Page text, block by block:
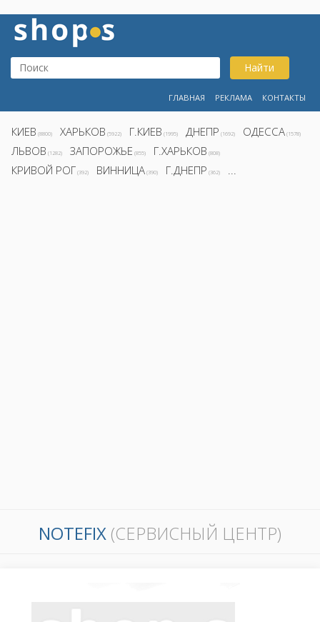
Найти
ГЛАВНАЯ РЕКЛАМА КОНТАКТЫ
КИЕВ (8800) ХАРЬКОВ (5922) Г.КИЕВ (1995) ДНЕПР (1692) ОДЕССА (1578)
ЛЬВОВ (1282) ЗАПОРОЖЬЕ (855) Г.ХАРЬКОВ (808)
КРИВОЙ РОГ (392) ВИННИЦА (390) Г.ДНЕПР (362) ...
NOTEFIX (СЕРВИСНЫЙ ЦЕНТР)